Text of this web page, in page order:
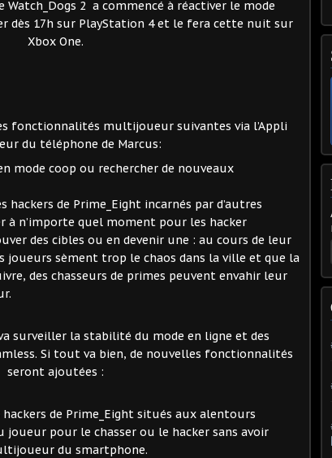
Watch_Dogs 2 a commencé à réactiver le mode
dès 17h sur PlayStation 4 et le fera cette nuit sur
Xbox One.
fonctionnalités multijoueur suivantes via l’Appli
du téléphone de Marcus:
mode coop ou rechercher de nouveaux
de Prime_Eight incarnés par d’autres
à n’importe quel moment pour les hacker
des cibles ou en devenir une : au cours de leur
joueurs sèment trop le chaos dans la ville et que la
des chasseurs de primes peuvent envahir leur
surveiller la stabilité du mode en ligne et des
Si tout va bien, de nouvelles fonctionnalités
seront ajoutées :
hackers de Prime_Eight situés aux alentours
pour le chasser ou le hacker sans avoir
du smartphone.